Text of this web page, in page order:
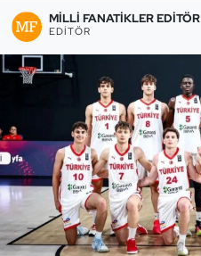
MILLI FANATIKLER EDITÖR
EDITÖR
Buz Hokeyi
Buz Pateni
Çim Hokeyi
Cimnastik
Curling